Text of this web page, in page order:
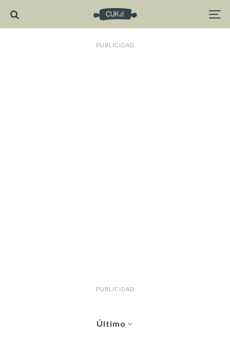
PUBLICIDAD
PUBLICIDAD
Último